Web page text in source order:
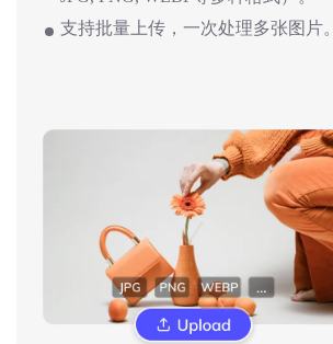
支持批量上传，一次处理多张图片。